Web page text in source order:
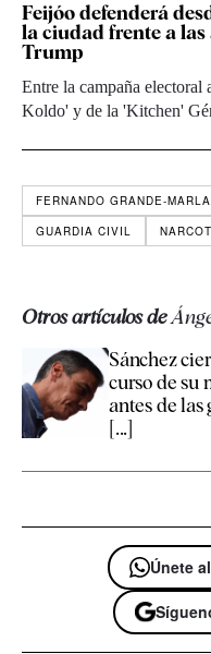
Feijóo defenderá
la ciudad frente a
Trump
Entre la campaña electoral
Koldo' y de la 'Kitchen'
FERNANDO GRANDE-
GUARDIA CIVIL
Otros artículos de
Sánchez
curso de su
antes de las
[...]
Únete